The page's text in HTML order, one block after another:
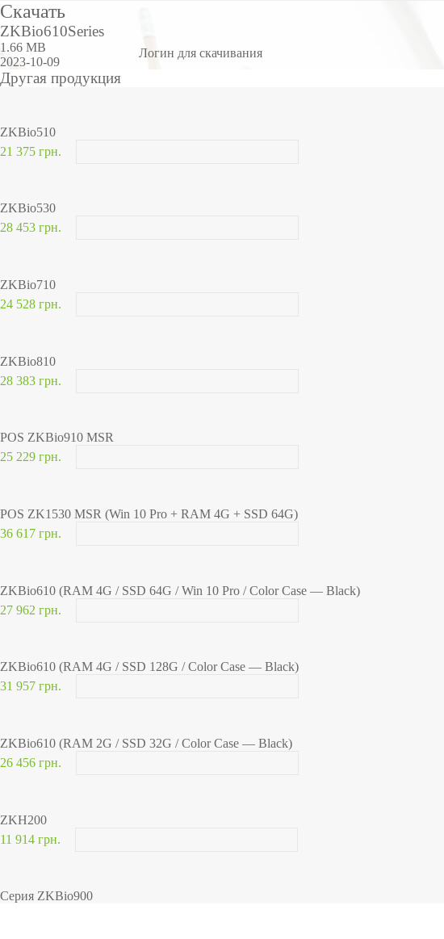
Скачать
ZKBio610Series
1.66 MB
2023-10-09
Логин для скачивания
Другая продукция
ZKBio510
21 375 грн.
ZKBio530
28 453 грн.
ZKBio710
24 528 грн.
ZKBio810
28 383 грн.
POS ZKBio910 MSR
25 229 грн.
POS ZK1530 MSR (Win 10 Pro + RAM 4G + SSD 64G)
36 617 грн.
ZKBio610 (RAM 4G / SSD 64G / Win 10 Pro / Color Case — Black)
27 962 грн.
ZKBio610 (RAM 4G / SSD 128G / Color Case — Black)
31 957 грн.
ZKBio610 (RAM 2G / SSD 32G / Color Case — Black)
26 456 грн.
ZKH200
11 914 грн.
Серия ZKBio900